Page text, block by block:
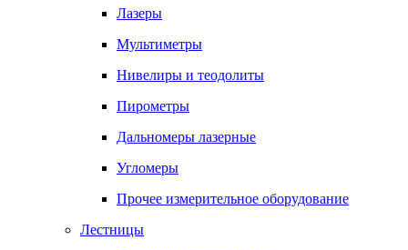
Лазеры
Мультиметры
Нивелиры и теодолиты
Пирометры
Дальномеры лазерные
Угломеры
Прочее измерительное оборудование
Лестницы